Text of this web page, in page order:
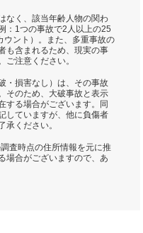
なく、該当年齢人物の関わ
：1つの事故で2人以上の25
ウント）。また、多重事故の
も含まれるため、現実の事
ご注意ください。
・損害なし）は、その事故
そのため、大破事故と表示
する場合がございます。同
していますが、他に負傷者
承ください。
査時点の住所情報を元に推
場合がございますので、あ